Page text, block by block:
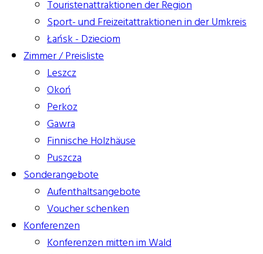
Touristenattraktionen der Region
Sport- und Freizeitattraktionen in der Umkreis
Łańsk - Dzieciom
Zimmer / Preisliste
Leszcz
Okoń
Perkoz
Gawra
Finnische Holzhäuse
Puszcza
Sonderangebote
Aufenthaltsangebote
Voucher schenken
Konferenzen
Konferenzen mitten im Wald